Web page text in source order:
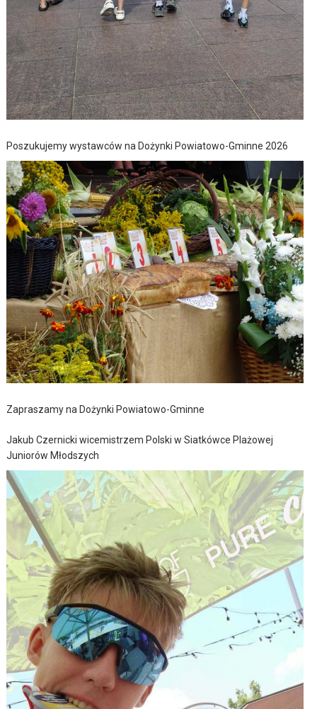
Poszukujemy wystawców na Dożynki Powiatowo-Gminne 2026
Zapraszamy na Dożynki Powiatowo-Gminne
Jakub Czernicki wicemistrzem Polski w Siatkówce Plażowej
Juniorów Młodszych